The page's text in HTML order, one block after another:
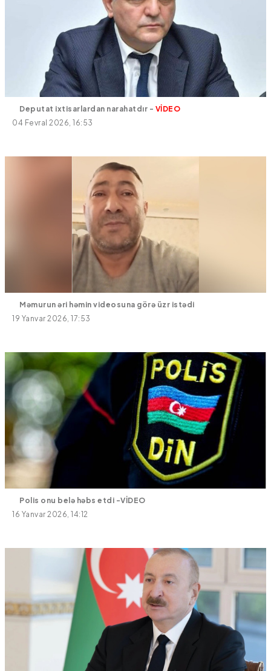
Deputat ixtisarlardan narahatdır - VİDEO
04 Fevral 2026, 16:53
Məmurun əri həmin videosuna görə üzr istədi
19 Yanvar 2026, 17:53
Polis onu belə həbs etdi -VİDEO
16 Yanvar 2026, 14:12